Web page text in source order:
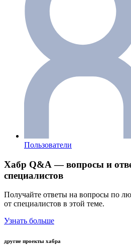
Пользователи
Хабр Q&A — вопросы и
специалистов
Получайте ответы на вопросы по
от специалистов в этой теме.
Узнать больше
другие проекты хабра